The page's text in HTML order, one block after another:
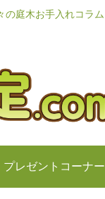
の庭木お手入れコラム
プレゼントコーナー